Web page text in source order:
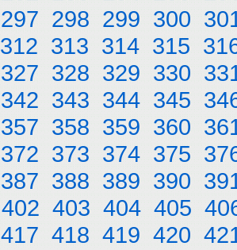
297 298 299 300
312 313 314 315
327 328 329 330
342 343 344 345
357 358 359 360
372 373 374 375
387 388 389 390
402 403 404 405
417 418 419 420